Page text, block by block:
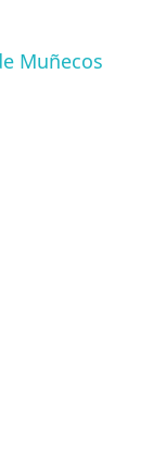
Muñecos